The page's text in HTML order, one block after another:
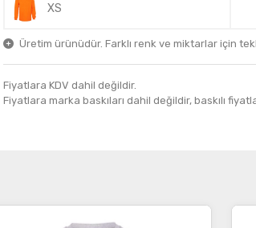
XS
Üretim ürünüdür. Farklı renk ve miktarlar için
Fiyatlara KDV dahil değildir.
Fiyatlara marka baskıları dahil değildir, baskılı